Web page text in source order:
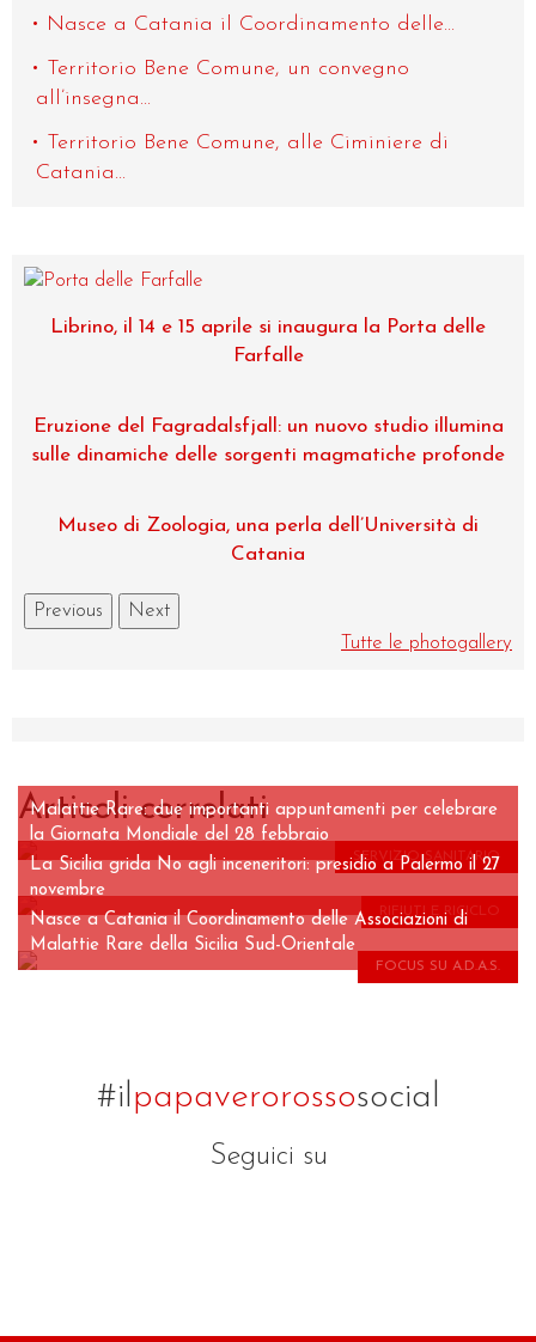
Nasce a Catania il Coordinamento delle...
Territorio Bene Comune, un convegno
all’insegna...
Territorio Bene Comune, alle Ciminiere di
Catania...
Librino, il 14 e 15 aprile si inaugura la Porta delle
Farfalle
Eruzione del Fagradalsfjall: un nuovo studio illumina
sulle dinamiche delle sorgenti magmatiche profonde
Museo di Zoologia, una perla dell’Università di
Catania
Previous
Next
Tutte le photogallery
Articoli correlati
SERVIZIO SANITARIO
Malattie Rare: due importanti appuntamenti per celebrare
la Giornata Mondiale del 28 febbraio
RIFIUTI E RICICLO
La Sicilia grida No agli inceneritori: presidio a Palermo il 27
novembre
FOCUS SU A.D.A.S.
Nasce a Catania il Coordinamento delle Associazioni di
Malattie Rare della Sicilia Sud-Orientale
#ilpapaverorossosocial
Seguici su